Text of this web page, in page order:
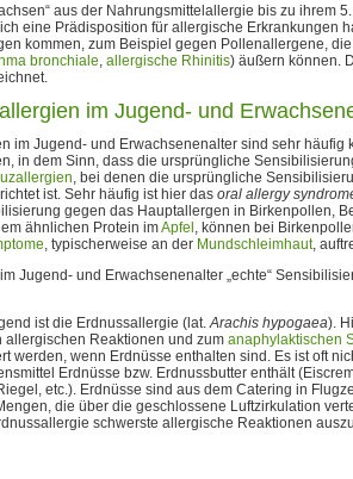
aus der Nahrungsmittelallergie bis zu ihrem
eine Prädisposition für allergische Erkrankungen
kommen, zum Beispiel gegen Pollenallergene,
bronchiale, allergische Rhinitis) äußern können.
im Jugend- und
im Jugend- und Erwachsenenalter sind sehr häufig
in dem Sinn, dass die ursprüngliche
, bei denen die ursprüngliche
ist. Sehr häufig ist hier das oral allergy
gegen das Hauptallergen in Birkenpollen,
ähnlichen Protein imApfel , können bei
, typischerweise an der Mundschleimhaut,
Jugend- und Erwachsenenalter „echte“
ist die Erdnussallergie (lat.Arachis hypogaea).
allergischen Reaktionen und zum anaphylaktischen
werden, wenn Erdnüsse enthalten sind. Es ist oft
Erdnüsse bzw. Erdnussbutter enthält
etc.). Erdnüsse sind aus dem Catering in
die über die geschlossene Luftzirkulation
schwerste allergische Reaktionen